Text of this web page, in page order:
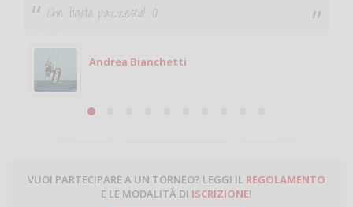
Ciao. Sono a Treviglio da poco e vorrei tornare a
giocare. Se sei in zona e puoi giocare fammi sapere.
Michele
Michele Miglionico
VUOI PARTECIPARE A UN TORNEO? LEGGI IL REGOLAMENTO
E LE MODALITÀ DI ISCRIZIONE!